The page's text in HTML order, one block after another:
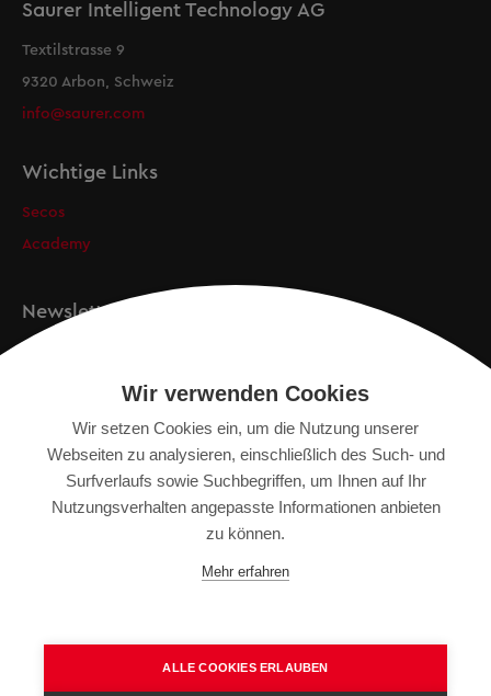
Saurer Intelligent Technology AG
Textilstrasse 9
9320 Arbon, Schweiz
info@saurer.com
Wichtige Links
Secos
Academy
Newsletter
IMPRESSUM
SITEMAP
DATENSCHUTZERKLÄRUNG
Wir verwenden Cookies
Wir setzen Cookies ein, um die Nutzung unserer
Webseiten zu analysieren, einschließlich des Such- und
Surfverlaufs sowie Suchbegriffen, um Ihnen auf Ihr
Nutzungsverhalten angepasste Informationen anbieten
zu können.
Mehr erfahren
ALLE COOKIES ERLAUBEN